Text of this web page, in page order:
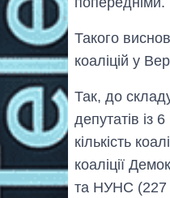
Такого
коаліцій у
Так, до
депутатів із
кількість
коаліції
та НУНС (227